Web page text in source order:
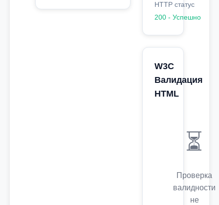
HTTP статус
200 - Успешно
W3C
Валидация
HTML
⏳
Проверка
валидности
не